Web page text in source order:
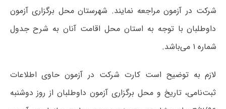
شرکت در آزمون مراجعه نمایند. شهرستان محل برگزاری آزمون
داوطلبان با توجه به استان محل اقامت آنان به شرح جدول
شماره ۱ می‌باشد.
لازم به توضیح است کارت شرکت در آزمون حاوی اطلاعات
ثبت‌نامی، تاریخ و محل برگزاری آزمون داوطلبان از روز دوشنبه